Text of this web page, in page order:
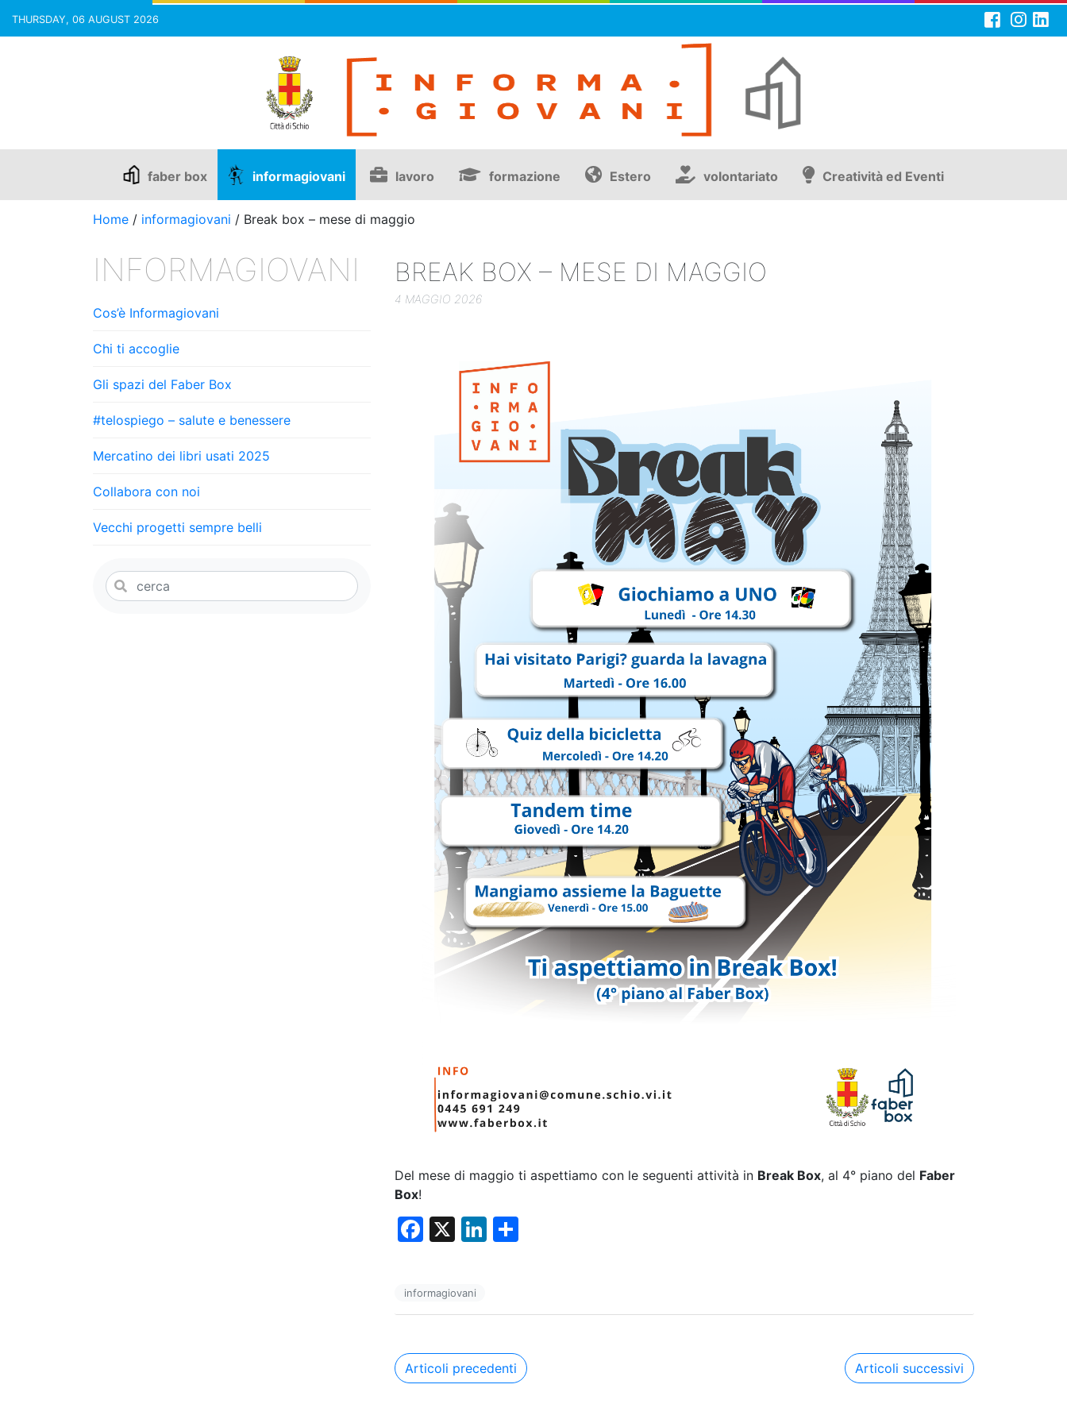
THURSDAY, 06 AUGUST 2026
faber box informagiovani lavoro formazione Estero volontariato Creatività ed Eventi
Home / informagiovani / Break box – mese di maggio
BREAK BOX – MESE DI MAGGIO
4 MAGGIO 2026
Del mese di maggio ti aspettiamo con le seguenti attività in Break Box, al 4° piano del Faber
Box!
F
e
o
o
X
Li
n di
informagiovani
Navigazione
Articoli precedenti Articoli successivi
INFORMAGIOVANI
Cos’è Informagiovani
Chi ti accoglie
Gli spazi del Faber Box
#telospiego – salute e benessere
Mercatino dei libri usati 2025
Collabora con noi
Vecchi progetti sempre belli